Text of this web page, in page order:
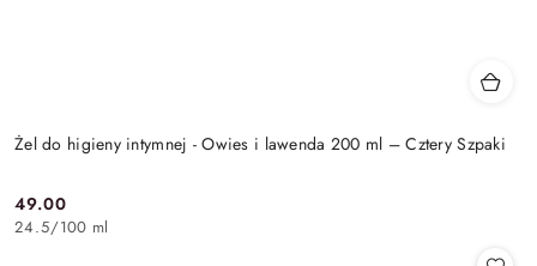
Żel do higieny intymnej - Owies i lawenda 200 ml – Cztery Szpaki
Cena:
49.00
24.5/100 ml